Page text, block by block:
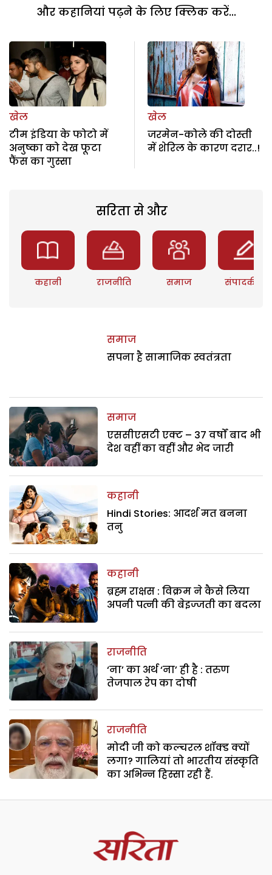
और कहानियां पढ़ने के लिए क्लिक करें...
खेल
टीम इंडिया के फोटो में
अनुष्का को देख फूटा
फैंस का गुस्सा
खेल
जरमेन-कोले की दोस्ती
में शेरिल के कारण दरार..!
सरिता से और
कहानी राजनीति समाज संपादकीय
समाज
सपना है सामाजिक स्वतंत्रता
समाज
एससीएसटी एक्ट – 37 वर्षों बाद भी
देश वहीं का वहीं और भेद जारी
कहानी
Hindi Stories: आदर्श मत बनना
तनु
कहानी
ब्रह्म राक्षस : विक्रम ने कैसे लिया
अपनी पत्नी की बेइज्जती का बदला
राजनीति
‘ना’ का अर्थ ‘ना’ ही है : तरुण
तेजपाल रेप का दोषी
राजनीति
मोदी जी को कल्चरल शॉक्ड क्यों
लगा? गालियां तो भारतीय संस्कृति
का अभिन्न हिस्सा रही हैं.